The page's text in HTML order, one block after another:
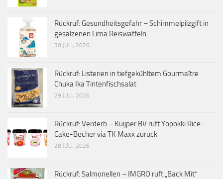
Rückruf: Gesundheitsgefahr – Schimmelpilzgift in
gesalzenen Lima Reiswaffeln
30 JULI, 2026
Rückruf: Listerien in tiefgekühltem Gourmaître
Chuka Ika Tintenfischsalat
29 JULI, 2026
Rückruf: Verderb – Kuijper BV ruft Yopokki Rice-
Cake-Becher via TK Maxx zurück
28 JULI, 2026
Rückruf: Salmonellen – IMGRO ruft „Back Mit“